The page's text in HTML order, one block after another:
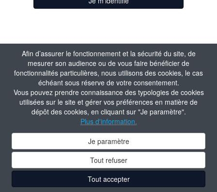
Afin d’assurer le fonctionnement et la sécurité du site, de
mesurer son audience ou de vous faire bénéficier de
fonctionnalités particulières, nous utilisons des cookies, le cas
échéant sous réserve de votre consentement.
Vous pouvez prendre connaissance des typologies de cookies
utilisées sur le site et gérer vos préférences en matière de
dépôt des cookies, en cliquant sur "Je paramètre".
Plus d'information.
Je paramètre
Tout refuser
Tout accepter
J'active mon
compte
Matricule
Valider